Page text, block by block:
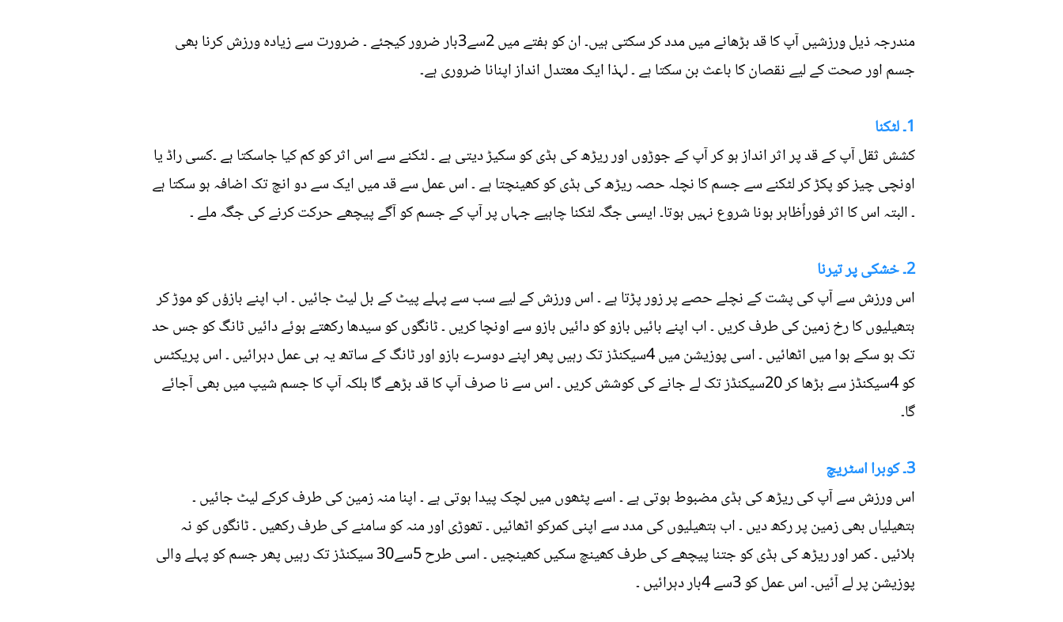
مندرجہ ذیل ورزشیں آپ کا قد بڑھانے میں مدد کر سکتی ہیں۔ ان کو ہفتے میں 2سے3بار ضرور کیجئے ۔ ضرورت سے زیادہ ورزش کرنا بھی
جسم اور صحت کے لیے نقصان کا باعث بن سکتا ہے ۔ لہذا ایک معتدل انداز اپنانا ضروری ہے۔
1۔ لٹکنا
کشش ثقل آپ کے قد پر اثر انداز ہو کر آپ کے جوڑوں اور ریڑھ کی ہڈی کو سکیڑ دیتی ہے ۔ لٹکنے سے اس اثر کو کم کیا جاسکتا ہے ۔کسی راڈ یا
اونچی چیز کو پکڑ کر لٹکنے سے جسم کا نچلہ حصہ ریڑھ کی ہڈی کو کھینچتا ہے ۔ اس عمل سے قد میں ایک سے دو انچ تک اضافہ ہو سکتا ہے
۔ البتہ اس کا اثر فوراًظاہر ہونا شروع نہیں ہوتا۔ ایسی جگہ لٹکنا چاہیے جہاں پر آپ کے جسم کو آگے پیچھے حرکت کرنے کی جگہ ملے ۔
2۔ خشکی پر تیرنا
اس ورزش سے آپ کی پشت کے نچلے حصے پر زور پڑتا ہے ۔ اس ورزش کے لیے سب سے پہلے پیٹ کے بل لیٹ جائیں ۔ اب اپنے بازؤں کو موڑ کر
ہتھیلیوں کا رخ زمین کی طرف کریں ۔ اب اپنے بائیں بازو کو دائیں بازو سے اونچا کریں ۔ ٹانگوں کو سیدھا رکھتے ہوئے دائیں ٹانگ کو جس حد
تک ہو سکے ہوا میں اٹھائیں ۔ اسی پوزیشن میں 4سیکنڈز تک رہیں پھر اپنے دوسرے بازو اور ٹانگ کے ساتھ یہ ہی عمل دہرائیں ۔ اس پریکٹس
کو 4سیکنڈز سے بڑھا کر 20سیکنڈز تک لے جانے کی کوشش کریں ۔ اس سے نا صرف آپ کا قد بڑھے گا بلکہ آپ کا جسم شیپ میں بھی آجائے
گا۔
3۔ کوبرا اسٹریچ
اس ورزش سے آپ کی ریڑھ کی ہڈی مضبوط ہوتی ہے ۔ اسے پٹھوں میں لچک پیدا ہوتی ہے ۔ اپنا منہ زمین کی طرف کرکے لیٹ جائیں ۔
ہتھیلیاں بھی زمین پر رکھ دیں ۔ اب ہتھیلیوں کی مدد سے اپنی کمرکو اٹھائیں ۔ تھوڑی اور منہ کو سامنے کی طرف رکھیں ۔ ٹانگوں کو نہ
ہلائیں ۔ کمر اور ریڑھ کی ہڈی کو جتنا پیچھے کی طرف کھینچ سکیں کھینچیں ۔ اسی طرح 5سے30 سیکنڈز تک رہیں پھر جسم کو پہلے والی
پوزیشن پر لے آئیں۔ اس عمل کو 3سے 4بار دہرائیں ۔